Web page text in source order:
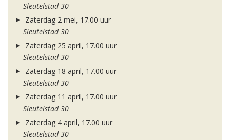
Sleutelstad 30
Zaterdag 2 mei, 17.00 uur
Sleutelstad 30
Zaterdag 25 april, 17.00 uur
Sleutelstad 30
Zaterdag 18 april, 17.00 uur
Sleutelstad 30
Zaterdag 11 april, 17.00 uur
Sleutelstad 30
Zaterdag 4 april, 17.00 uur
Sleutelstad 30